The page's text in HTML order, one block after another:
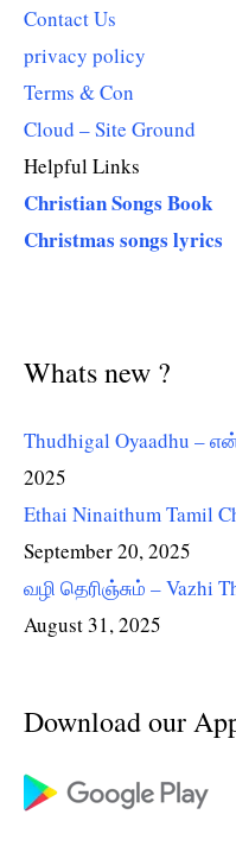
Contact Us
privacy policy
Terms & Con
Cloud – Site Ground
Helpful Links
Christian Songs Book
Christmas songs lyrics
Whats new ?
Thudhigal Oyaadhu –
2025
Ethai Ninaithum Tamil
September 20, 2025
வழி தெரிஞ்சும் – Vazhi
August 31, 2025
Download our